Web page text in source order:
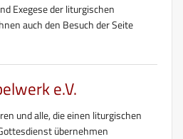
Exegese der liturgischen
auch den Besuch der Seite
e.V.
und alle, die einen liturgischen
übernehmen